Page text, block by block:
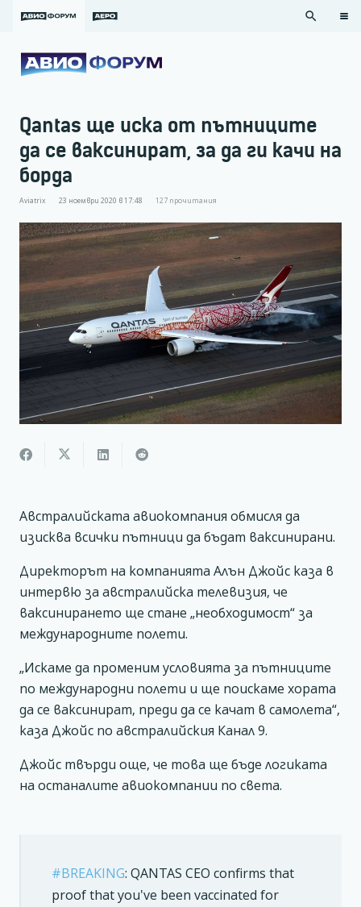
search
Qantas ще иска от пътниците
да се ваксинират, за да ги качи на
борда
Aviatrix 23 ноември 2020 в 17:48 127 прочитания
Австралийската авиокомпания обмисля да
изисква всички пътници да бъдат ваксинирани.
Директорът на компанията Алън Джойс каза в
интервю за австралийска телевизия, че
ваксинирането ще стане „необходимост“ за
международните полети.
„Искаме да променим условията за пътниците
по международни полети и ще поискаме хората
да се ваксинират, преди да се качат в самолета“,
каза Джойс по австралийския Канал 9.
Джойс твърди още, че това ще бъде логиката
на останалите авиокомпании по света.
#BREAKING: QANTAS CEO confirms that
proof that you've been vaccinated for